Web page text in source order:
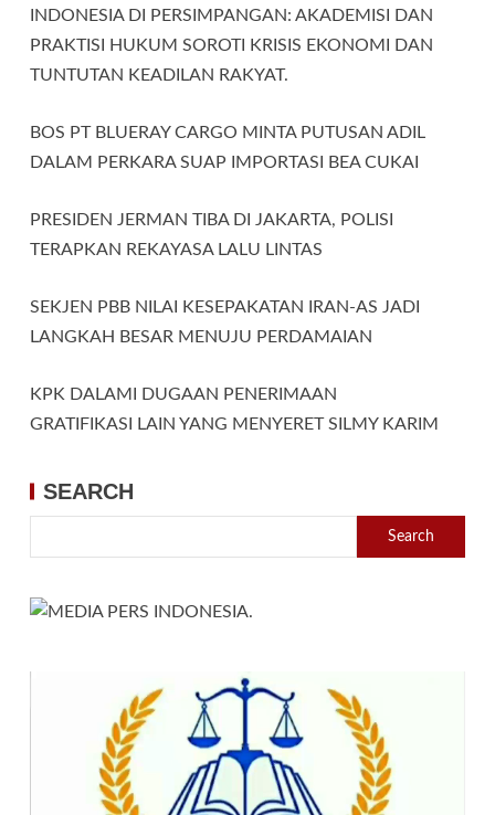
INDONESIA DI PERSIMPANGAN: AKADEMISI DAN
PRAKTISI HUKUM SOROTI KRISIS EKONOMI DAN
TUNTUTAN KEADILAN RAKYAT.
BOS PT BLUERAY CARGO MINTA PUTUSAN ADIL
DALAM PERKARA SUAP IMPORTASI BEA CUKAI
PRESIDEN JERMAN TIBA DI JAKARTA, POLISI
TERAPKAN REKAYASA LALU LINTAS
SEKJEN PBB NILAI KESEPAKATAN IRAN-AS JADI
LANGKAH BESAR MENUJU PERDAMAIAN
KPK DALAMI DUGAAN PENERIMAAN
GRATIFIKASI LAIN YANG MENYERET SILMY KARIM
SEARCH
Search